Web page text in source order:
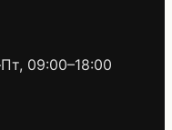
09:00–18:00